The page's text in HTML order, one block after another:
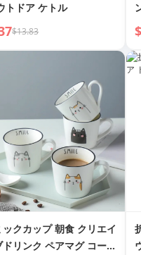
トドア ケトル
$13.83
クカップ 朝食 クリエイ
ドリンク ペアマグ コーヒ